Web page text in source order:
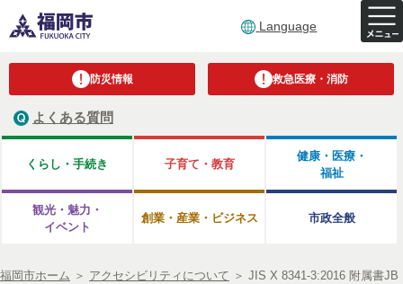
Language
防災情報 救急医療・消防
よくある質問
くらし・手続き 子育て・教育
健康・医療・
福祉
観光・魅力・
イベント
創業・産業・ビジネス 市政全般
福岡市ホーム ＞ アクセシビリティについて ＞ JIS X 8341-3:2016 附属書JB